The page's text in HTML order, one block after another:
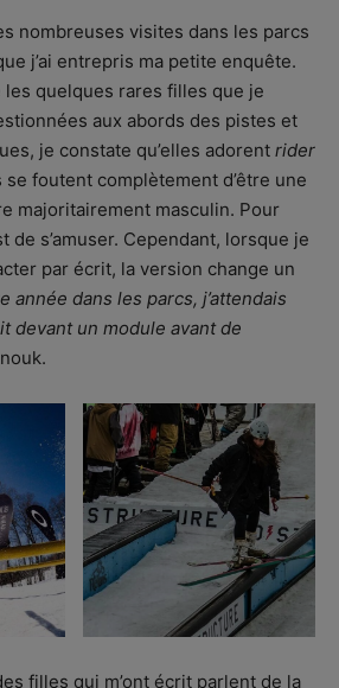
nombreuses visites dans les parcs
j’ai entrepris ma petite enquête.
les quelques rares filles que je
aux abords des pistes et
je constate qu’elles adorent rider
se foutent complètement d’être une
majoritairement masculin. Pour
de s’amuser. Cependant, lorsque je
par écrit, la version change un
année dans les parcs, j’attendais
devant un module avant de
filles qui m’ont écrit parlent de la